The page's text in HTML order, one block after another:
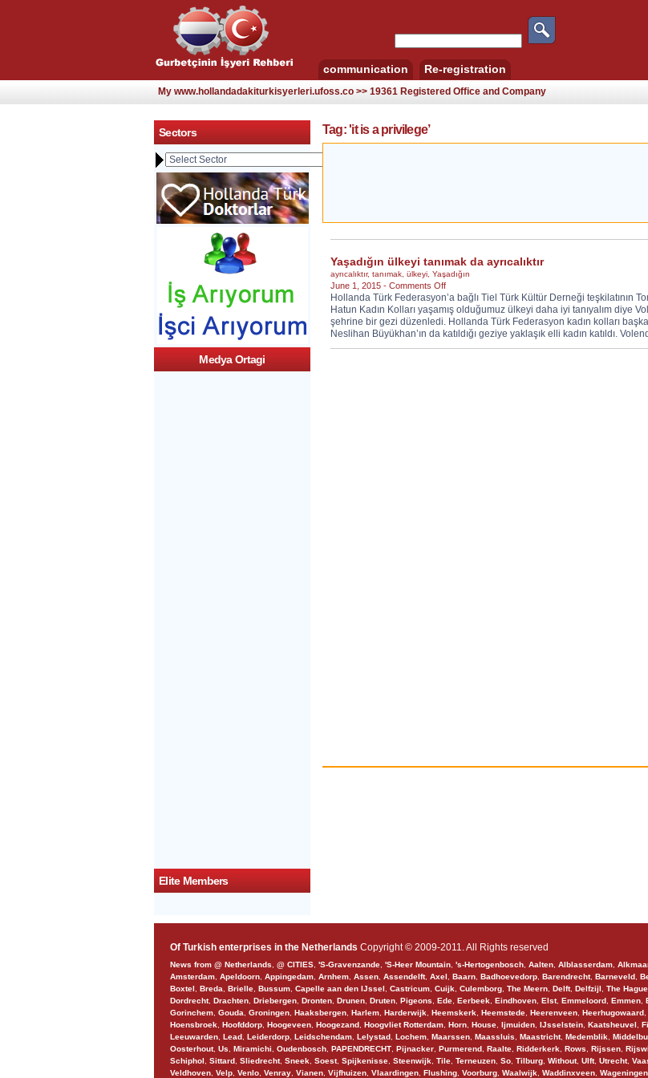
communication Re-registration
My www.hollandadakiturkisyerleri.ufoss.co >> 19361 Registered Office and Company
Sectors
Medya Ortagi
Elite Members
Tag: 'it is a privilege’
Yaşadığın ülkeyi tanımak da ayrıcalıktır
ayrıcalıktır, tanımak ülkeyi Yaşadığın
June 1, 2015 - Comments Offon
Yaşadığın
ülkeyi
tanımak
da
Hollanda Türk Federasyon’a bağlı Tiel Türk Kültür Derneği teşkilatının
Hatun Kadın Kolları yaşamış olduğumuz ülkeyi daha iyi tanıyalım diye
şehrine bir gezi düzenledi. Hollanda Türk Federasyon kadın kolları
Neslihan Büyükhan’ın da katıldığı geziye yaklaşık elli kadın katıldı.
Of Turkish enterprises in the Netherlands Copyright © 2009-2011. All Rights reserved
News from @ Netherlands, @ CITIES, 'S-Gravenzande, 'S-Heer Mountain, 's-Hertogenbosch, Aalten, Alblasserdam,
Amsterdam, Apeldoorn, Appingedam, Arnhem, Assen, Assendelft, Axel , Baarn, Badhoevedorp, Barendrecht, Barneveld ,
Boxtel , Breda, Brielle, Bussum, Capelle aan den IJssel , Castricum, Cuijk, Culemborg, The Meern, Delft, Delfzijl , The Hague
Dordrecht, Drachten, Driebergen, Dronten, Drunen, Druten, Pigeons, Ede, Eerbeek, Eindhoven, Elst, Emmeloord , Emmen,
Gorinchem, Gouda, Groningen, Haaksbergen, Harlem, Harderwijk, Heemskerk, Heemstede, Heerenveen, Heerhugowaard ,
Hoensbroek, Hoofddorp, Hoogeveen, Hoogezand , Hoogvliet Rotterdam, Horn, House, Ijmuiden, IJsselstein, Kaatsheuvel ,
Leeuwarden, Lead , Leiderdorp, Leidschendam, Lelystad , Lochem, Maarssen, Maassluis, Maastricht, Medemblik,
Oosterhout, Us, Miramichi, Oudenbosch, PAPENDRECHT, Pijnacker, Purmerend , Raalte, Ridderkerk, Rows, Rijssen,
Schiphol , Sittard , Sliedrecht, Sneek, Soest, Spijkenisse, Steenwijk, Tile, Terneuzen, So, Tilburg, Without, Ulft, Utrecht,
Veldhoven, Velp, Venlo, Venray, Vianen, Vijfhuizen, Vlaardingen, Flushing, Voorburg, Waalwijk, Waddinxveen, Wageningen